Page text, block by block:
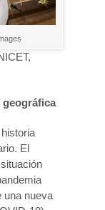
geográfica
El
una nueva